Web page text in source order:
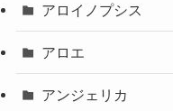
アロイノプシス
アロエ
アンジェリカ